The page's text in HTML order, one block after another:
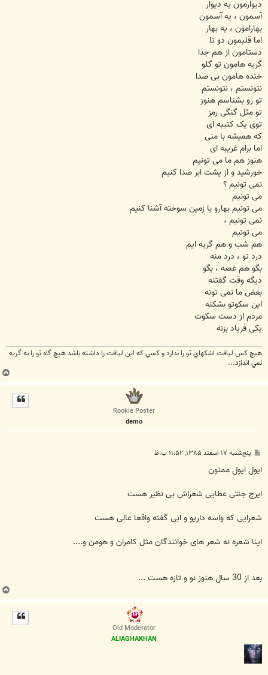
دیوارمون یه دیوار
آسمون ، یه آسمون
بهارامون ، یه بهار
اما قلبمون دو تا
دستامون از هم جدا
گریه هامون تو گلو
خنده هامون بی صدا
نتونستم ، نتونستم
تو رو بشناسم هنوز
تو مثل گنگی رمز
توی یک کتیبه ای
که همیشه با منی
اما برام غریبه ای
هنوز هم ما می تونیم
خورشید و از پشت ابر صدا کنیم
نمی تونیم ؟
می تونیم
می تونیم بهارو با زمین سوخته آشنا کنیم
نمی تونیم ،
می تونیم
هم شب و هم گریه ایم
درد تو ، درد منه
بگو هم غصه ، بگو
دیگه وقت گفتنه
بغض ما نمی تونه
این سکوتو بشکنه
مردم از دست سکوت
یکی فریاد بزنه
هيچ كس لياقت اشكهاي تو را ندارد و كسي كه اين لياقت را داشته باشد هيچ گاه تو را به گريه
نمي اندازد...
ب
ا
Rookie Poster
demo
پ
ت
پنج‌شنبه ۱۷ اسفند ۱۳۸۵, ۱۱:۵۲ ب.ظ
ایول ایول ممنون
ایرج جنتی عطایی شعراش بی نظیر هست
شعرایی که واسه داریو و ابی گفته واقعا عالی هست
اینا شعره نه شعر های خوانندگان مثل کامران و هومن و....
بعد از 30 سال هنوز نو و تازه هست ...
ب
ا
Old Moderator
ALIAGHAKHAN